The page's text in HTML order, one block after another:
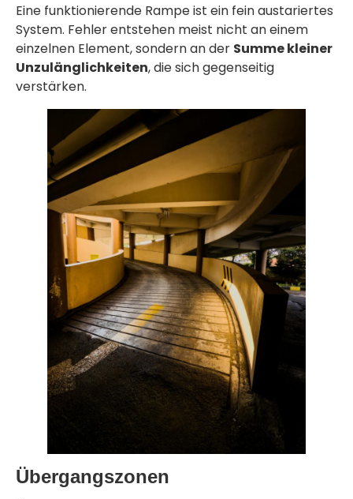
Eine funktionierende Rampe ist ein fein austariertes
System. Fehler entstehen meist nicht an einem
einzelnen Element, sondern an der Summe kleiner
Unzulänglichkeiten, die sich gegenseitig
verstärken.
Übergangszonen